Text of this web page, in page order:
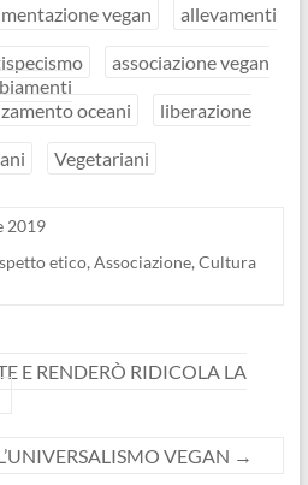
vegan
allevamenti
associazione vegan
oceani
liberazione
Vegetariani
2019
etico, Associazione, Cultura
E RENDERÒ RIDICOLA LA
VEGAN →